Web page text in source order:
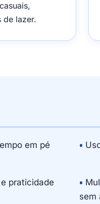
de lazer.
em pé •
praticidade •
sem